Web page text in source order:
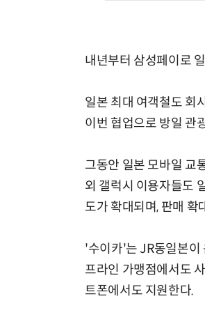
내년부터 삼성페이로
일본 최대 여객철도 회
이번 협업으로 방일 관
그동안 일본 모바일 교
외 갤럭시 이용자들도
도가 확대되며, 판매 확
'수이카'는 JR동일본이
프라인 가맹점에서도
트폰에서도 지원한다.